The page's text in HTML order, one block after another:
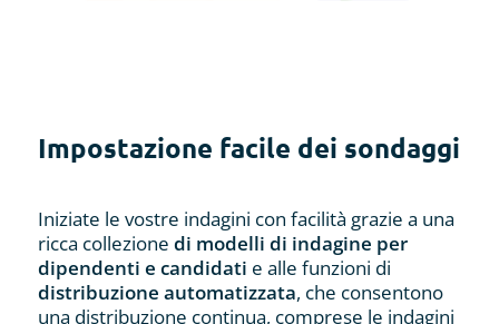
Impostazione facile dei sondaggi
Iniziate le vostre indagini con facilità grazie a una
ricca collezione di modelli di indagine per
dipendenti e candidati e alle funzioni di
distribuzione automatizzata, che consentono
una distribuzione continua, comprese le indagini